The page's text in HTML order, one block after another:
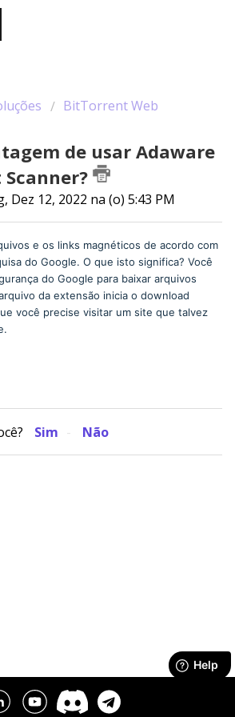
BitTorrent Web
de usar Adaware
Dez 12, 2022 na (o) 5:43 PM
e os links magnéticos de acordo com
do Google. O que isto significa? Você
do Google para baixar arquivos
da extensão inicia o download
você precise visitar um site que talvez
Sim Não